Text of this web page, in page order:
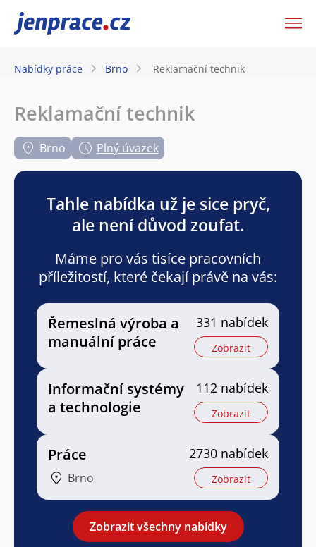
JenPráce.cz
Nabídky práce Brno Reklamační technik
Reklamační technik
Brno Plný úvazek
Tahle nabídka už je sice pryč,
ale není důvod zoufat.
Máme pro vás tisíce pracovních
příležitostí, které čekají právě na vás:
Řemeslná výroba a
manuální práce
331 nabídek
Zobrazit
Informační systémy
a technologie
112 nabídek
Zobrazit
Práce
Brno
2730 nabídek
Zobrazit
Zobrazit všechny nabídky